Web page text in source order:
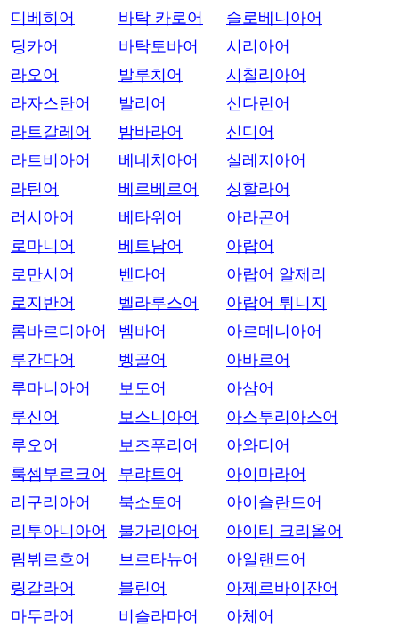
디베히어
딩카어
라오어
라자스탄어
라트갈레어
라트비아어
라틴어
러시아어
로마니어
로만시어
로지반어
롬바르디아어
루간다어
루마니아어
루신어
루오어
룩셈부르크어
리구리아어
리투아니아어
림뷔르흐어
링갈라어
마두라어
바탁 카로어
바탁토바어
발루치어
발리어
밤바라어
베네치아어
베르베르어
베타위어
베트남어
벤다어
벨라루스어
벰바어
벵골어
보도어
보스니아어
보즈푸리어
부랴트어
북소토어
불가리아어
브르타뉴어
블린어
비슬라마어
슬로베니아어
시리아어
시칠리아어
신다린어
신디어
실레지아어
싱할라어
아라곤어
아랍어
아랍어 알제리
아랍어 튀니지
아르메니아어
아바르어
아삼어
아스투리아스어
아와디어
아이마라어
아이슬란드어
아이티 크리올어
아일랜드어
아제르바이잔어
아체어